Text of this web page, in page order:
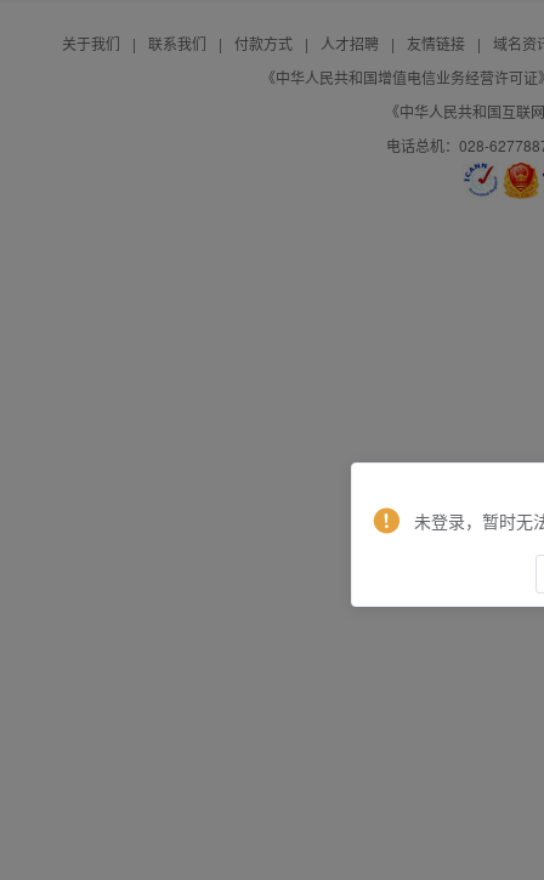
关于我们 | 联系我们 | 付款方式 | 人才招聘 | 友情链接 |
域名资
《中华人民共和国增值电信业务经营许可
《中华人民共和国互联
电话总机：028-
未登录，暂时无